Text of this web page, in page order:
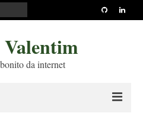
da internet